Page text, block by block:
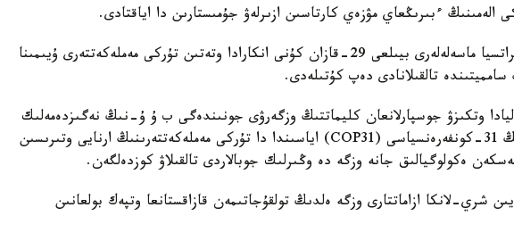
ءبىرىڭعاي مۋزەي كارتاسىن ازىرلەۋ جۇمىستارىن دا اياقتادى.
وسى جانە وزگە دە ينتەگراتسيا ماسەلەلەرى بيىلعى 29-قازان كۇنى انكارادا وتەتىن تۇركى مەملەكەتتەرى ۇيىمىنا
تالقىلانادى دەپ كۇتىلەدى.
وتكىزۋ جوسپارلانعان كليماتتىڭ وزگەرۋى جونىندەگى ب ۇ ۇ-نىڭ نەگىزدەمەلىك
كونۆەنتسياسى تاراپتارىنىڭ 31-كونفەرەنسياسى (COP31) اياسىندا دا تۇركى مەملەكەتتەرىنىڭ ارنايى وتىرىسىن
ەكولوگيالىق جانە وزگە دە وڭىرلىك جوبالاردى تالقىلاۋ كوزدەلگەن.
شري-لانكا ازاماتتارى وزگە ەلدىڭ تولقۇجاتىمەن قازاقستانعا وتپەك بولعانىن